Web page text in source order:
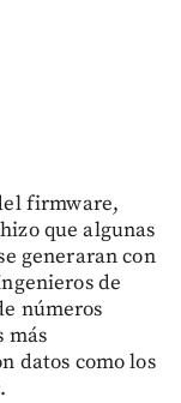
firmware,
que algunas
generaran con
de
números
más
datos como los